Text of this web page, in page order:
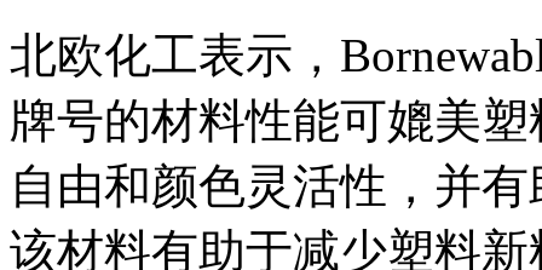
北欧化工表示，
牌号的材料性能可媲美
自由和颜色灵活性，并
该材料有助于减少塑料